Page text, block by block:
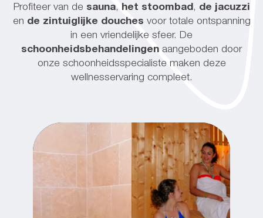
Profiteer van de sauna, het stoombad , de jacuzzi
en de zintuiglijke douches voor totale ontspanning
in een vriendelijke sfeer. De
schoonheidsbehandelingen aangeboden door
onze schoonheidsspecialiste maken deze
wellnesservaring compleet.